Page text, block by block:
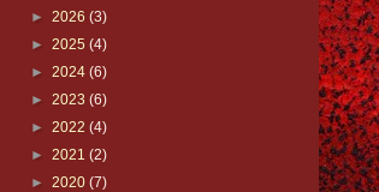
► 2026 (3)
► 2025 (4)
► 2024 (6)
► 2023 (6)
► 2022 (4)
► 2021 (2)
► 2020 (7)